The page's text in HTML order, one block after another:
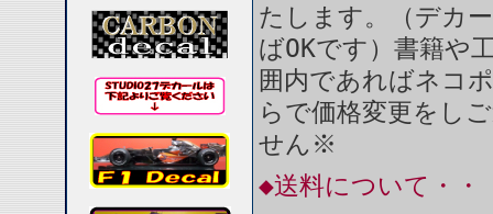
たします。（デカ
ばOKです）書籍や
囲内であればネコ
らで価格変更をし
せん※
◆送料について・・